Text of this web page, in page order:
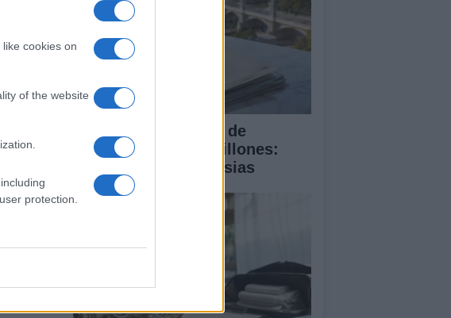
cookies on
of the website
protection.
La compra del ático de
Chamberí por 6,3 millones:
detalles y controversias